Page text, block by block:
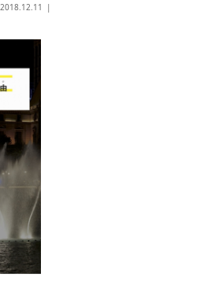
2018.12.11